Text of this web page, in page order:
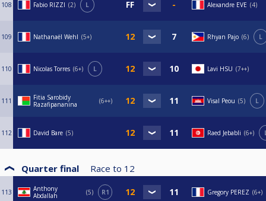
108 Fabio RIZZI 2 L Alexandre EVE 4
109 Nathanaël Wehl 5+ Rhyan Pajo 6 L
110 Nicolas Torres 6+ L Lavi HSU 7++
111
Fitia Sarobidy
Razafipananina
6++ Visal Peou 5 L
112 David Bare 5 Raed Jebabli 6+
Quarter final Race to 12
113
Anthony
Abdallah
5 R1 Gregory PEREZ 6+